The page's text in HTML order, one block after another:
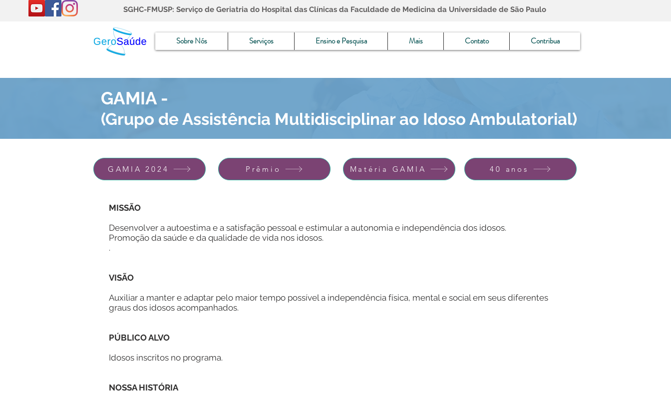
SGHC-FMUSP: Serviço de Geriatria do Hospital das Clínicas da Faculdade de Medicina da Universidade de São Paulo
Sobre Nós Serviços Ensino e Pesquisa Mais Contato Contribua
GAMIA -
(Grupo de Assistência Multidisciplinar ao Idoso Ambulatorial)
GAMIA 2024 Prêmio Matéria GAMIA 40 anos
MISSÃO
Desenvolver a autoestima e a satisfação pessoal e estimular a autonomia e independência dos idosos.
Promoção da saúde e da qualidade de vida nos idosos.
.
VISÃO
Auxiliar a manter e adaptar pelo maior tempo possível a independência física, mental e social em seus diferentes
graus dos idosos acompanhados.
PÚBLICO ALVO
Idosos inscritos no programa.
NOSSA HISTÓRIA